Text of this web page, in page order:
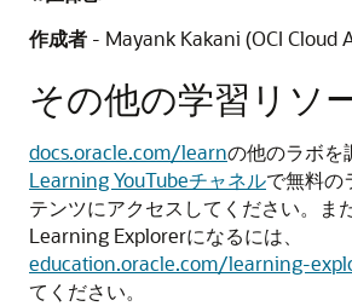
作成者 - Mayank Kakani (OCI Cloud
その他の学習リソ
docs.oracle.com/learnの他のラボを
Learning YouTubeチャネルで無料の
テンツにアクセスしてください。ま
Learning Explorerになるには、
education.oracle.com/learning-
てください。